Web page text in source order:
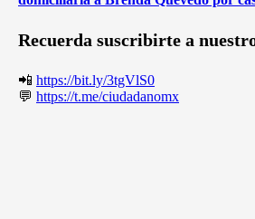
Recuerda suscribirte a
📲 https://bit.ly/3tgVlS0
💬 https://t.me/ciudadanomx